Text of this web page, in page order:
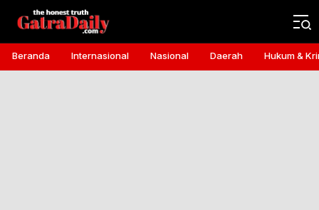
Gatra Daily
the honest truth
Beranda Internasional Nasional Daerah Hukum &